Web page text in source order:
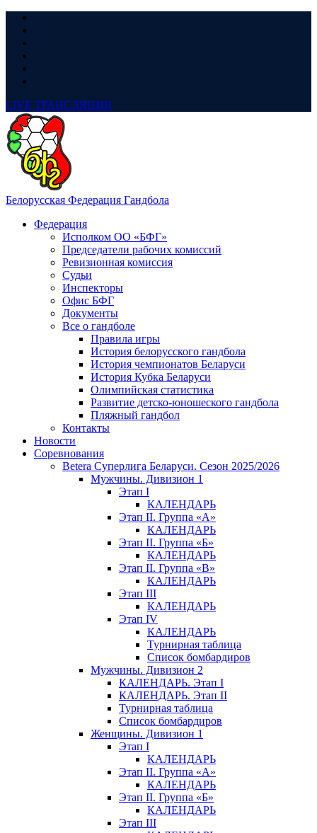
LIVE ТРАНСЛЯЦИЯ
Белорусская Федерация Гандбола
Федерация
Исполком ОО «БФГ»
Председатели рабочих комиссий
Ревизионная комиссия
Судьи
Инспекторы
Офис БФГ
Документы
Все о гандболе
Правила игры
История белорусского гандбола
История чемпионатов Беларуси
История Кубка Беларуси
Олимпийская статистика
Развитие детско-юношеского гандбола
Пляжный гандбол
Контакты
Новости
Соревнования
Betera Суперлига Беларуси. Сезон 2025/2026
Мужчины. Дивизион 1
Этап I
КАЛЕНДАРЬ
Этап II. Группа «А»
КАЛЕНДАРЬ
Этап II. Группа «Б»
КАЛЕНДАРЬ
Этап II. Группа «В»
КАЛЕНДАРЬ
Этап III
КАЛЕНДАРЬ
Этап IV
КАЛЕНДАРЬ
Турнирная таблица
Список бомбардиров
Мужчины. Дивизион 2
КАЛЕНДАРЬ. Этап I
КАЛЕНДАРЬ. Этап II
Турнирная таблица
Список бомбардиров
Женщины. Дивизион 1
Этап I
КАЛЕНДАРЬ
Этап II. Группа «А»
КАЛЕНДАРЬ
Этап II. Группа «Б»
КАЛЕНДАРЬ
Этап III